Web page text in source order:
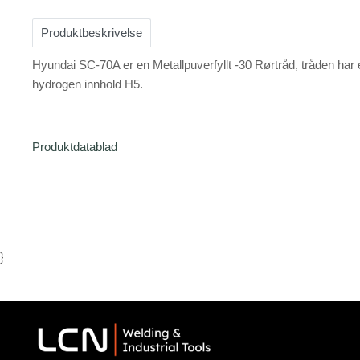
of
Produktbeskrivelse
Hyundai SC-70A er en Metallpuverfyllt -30 Rørtråd, tråden
hydrogen innhold H5.
Produktdatablad
}